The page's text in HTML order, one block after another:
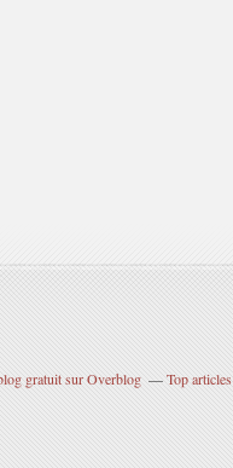
gratuit sur Overblog Top articles